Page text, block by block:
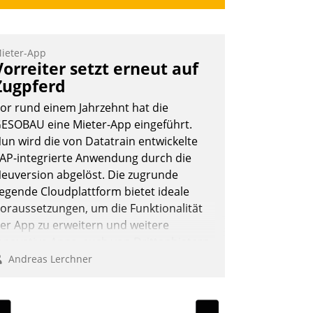
App
setzt erneut auf
rund einem Jahrzehnt hat die
eine Mieter-App eingeführt.
wird die von Datatrain entwickelte
integrierte Anwendung durch die
abgelöst. Die zugrunde
Cloudplattform bietet ideale
um die Funktionalität
App zu erweitern und weitere
SAP zu integrieren.
Andreas Lerchner